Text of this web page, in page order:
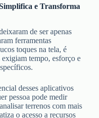
e Transforma
de ser apenas
ferramentas
toques na tela, é
tempo, esforço e
desses aplicativos
pessoa pode medir
terrenos com mais
o acesso a recursos